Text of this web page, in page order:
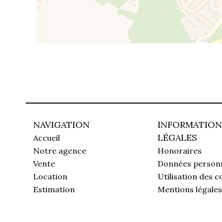
NAVIGATION
Accueil
Notre agence
Vente
Location
Estimation
LÉGALES
Honoraires
Données
Utilisation des
Mentions légales